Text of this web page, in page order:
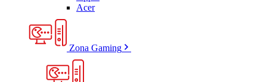
Acer
Zona Gaming